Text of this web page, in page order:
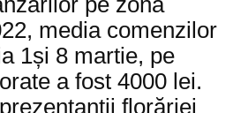
media comenzilor
1și 8 martie, pe
a fost 4000 lei.
florăriei